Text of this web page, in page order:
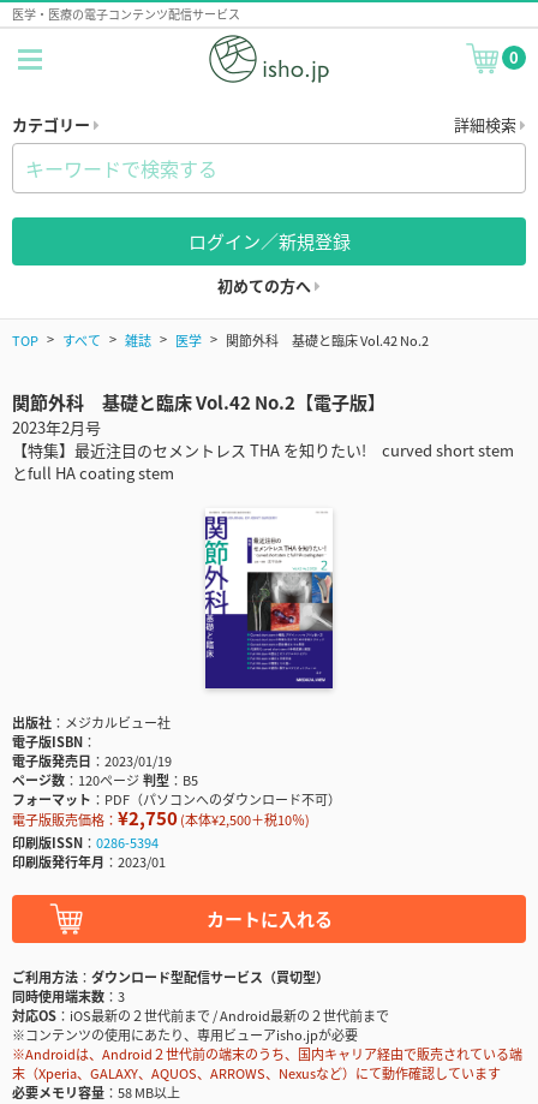
医学・医療の電子コンテンツ配信サービス
0
カテゴリー 詳細検索
ログイン／新規登録
初めての方へ
TOP すべて 雑誌 医学 関節外科 基礎と臨床 Vol.42 No.2
関節外科 基礎と臨床 Vol.42 No.2【電子版】
2023年2月号
【特集】最近注目のセメントレス THA を知りたい! curved short stem
とfull HA coating stem
出版社
メジカルビュー社
電子版ISBN
電子版発売日
2023/01/19
ページ数
120ページ判型
B5
フォーマット
PDF（パソコンへのダウンロード不可）
電子版販売価格： ¥2,750(本体¥2,500＋税10％)
印刷版ISSN
0286-5394
印刷版発行年月
2023/01
カートに入れる
ご利用方法
ダウンロード型配信サービス（買切型）
同時使用端末数
3
対応OS
iOS最新の２世代前まで / Android最新の２世代前まで
※コンテンツの使用にあたり、専用ビューアisho.jpが必要
※Androidは、Android２世代前の端末のうち、国内キャリア経由で販売されている端
末（Xperia、GALAXY、AQUOS、ARROWS、Nexusなど）にて動作確認しています
必要メモリ容量
58 MB以上